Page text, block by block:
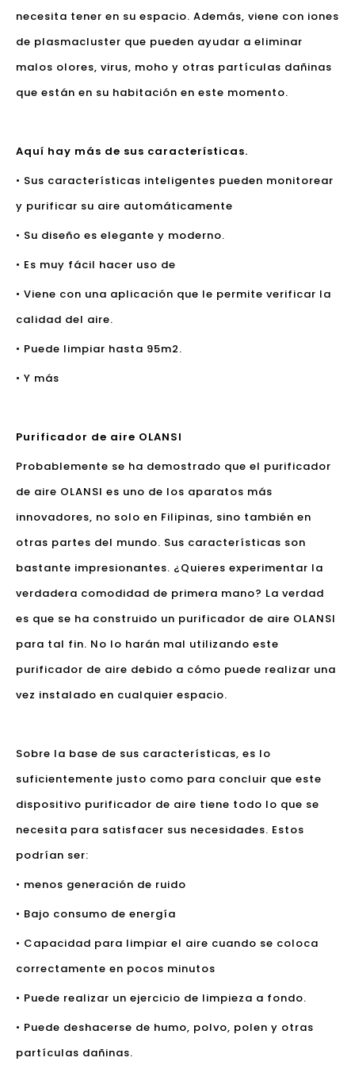
necesita tener en su espacio. Además, viene con iones
de plasmacluster que pueden ayudar a eliminar
malos olores, virus, moho y otras partículas dañinas
que están en su habitación en este momento.
Aquí hay más de sus características.
• Sus características inteligentes pueden monitorear
y purificar su aire automáticamente
• Su diseño es elegante y moderno.
• Es muy fácil hacer uso de
• Viene con una aplicación que le permite verificar la
calidad del aire.
• Puede limpiar hasta 95m2.
• Y más
Purificador de aire OLANSI
Probablemente se ha demostrado que el purificador
de aire OLANSI es uno de los aparatos más
innovadores, no solo en Filipinas, sino también en
otras partes del mundo. Sus características son
bastante impresionantes. ¿Quieres experimentar la
verdadera comodidad de primera mano? La verdad
es que se ha construido un purificador de aire OLANSI
para tal fin. No lo harán mal utilizando este
purificador de aire debido a cómo puede realizar una
vez instalado en cualquier espacio.
Sobre la base de sus características, es lo
suficientemente justo como para concluir que este
dispositivo purificador de aire tiene todo lo que se
necesita para satisfacer sus necesidades. Estos
podrían ser:
• menos generación de ruido
• Bajo consumo de energía
• Capacidad para limpiar el aire cuando se coloca
correctamente en pocos minutos
• Puede realizar un ejercicio de limpieza a fondo.
• Puede deshacerse de humo, polvo, polen y otras
partículas dañinas.